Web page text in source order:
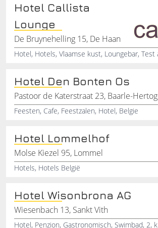
Hotel Callista
Lounge
De Bruynehelling 15, De Haan
Hotel Den Bonten Os
Pastoor de Katerstraat 23, Baarle-Hertog
Feesten, Cafe, Feestzalen, Hotel, Belgie
Hotel Lommelhof
Molse Kiezel 95, Lommel
Hotels, Hotels België
Hotel Wisonbrona AG
Wiesenbach 13, Sankt Vith